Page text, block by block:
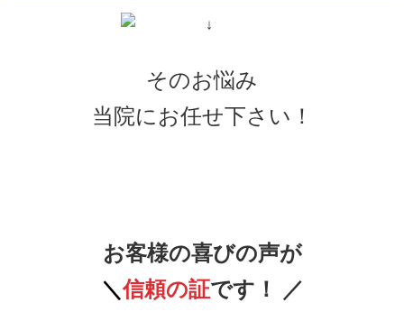
そのお悩み
当院にお任せ下さい！
お客様の喜びの声が
＼信頼の証です！ ／